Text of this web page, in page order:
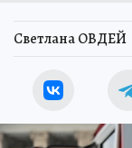
Светлана ОВДЕЙ